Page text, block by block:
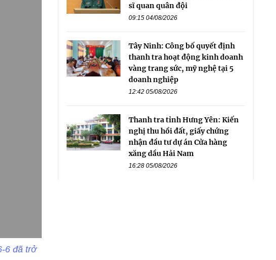
6 đã trở
sĩ quan quân đội
09:15 04/08/2026
Tây Ninh: Công bố quyết định
thanh tra hoạt động kinh doanh
vàng trang sức, mỹ nghệ tại 5
doanh nghiệp
12:42 05/08/2026
Thanh tra tỉnh Hưng Yên: Kiến
nghị thu hồi đất, giấy chứng
nhận đầu tư dự án Cửa hàng
xăng dầu Hải Nam
16:28 05/08/2026